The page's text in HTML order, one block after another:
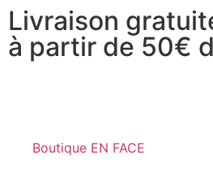
Livraison
à partir de 50€
Boutique EN FACE